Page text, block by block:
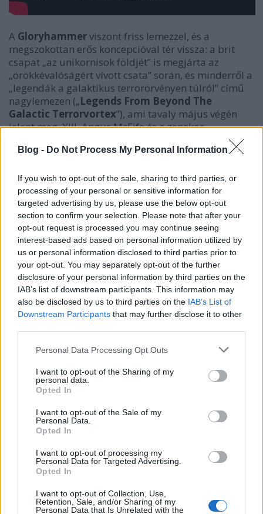
Blog - Do Not Process My Personal Information
If you wish to opt-out of the sale, sharing to third parties, or
processing of your personal or sensitive information for
targeted advertising by us, please use the below opt-out
section to confirm your selection. Please note that after your
opt-out request is processed you may continue seeing
interest-based ads based on personal information utilized by
us or personal information disclosed to third parties prior to
your opt-out. You may separately opt-out of the further
disclosure of your personal information by third parties on the
IAB’s list of downstream participants. This information may
also be disclosed by us to third parties on the IAB’s List of
Downstream Participants that may further disclose it to other
Please note that this website/app uses one or more Google
not limited to your visit or usage behaviour. You may click to
grant or deny consent to Google and its third-party tags to
use your data for below specified purposes in below Google
consent section.
Personal Data Processing Opt Outs
I want to opt-out of the Sharing of my
personal data.
Opted In
I want to opt-out of the Sale of my
Personal Data.
Opted In
I want to opt-out of processing my
Personal Data for Targeted Advertising.
Opted In
I want to opt-out of Collection, Use,
Retention, Sale, and/or Sharing of my
Personal Data that Is Unrelated with the
A Gloryhammerviszont friss lemezzel, és a
megszokottan erős koncepcióval tér vissza: a brit
csapat „az unikornisok földjét” is megjárta az
„örökkévalóságért vívott csata” során, és minderről a
„legendák a galaktikus terrorörvényen túlról” című
nagylemezen („Legends From Beyond The
Galactic Terrorvortex”), ami tavaly május végén
jelent meg. XIII. Angus McFife és a zenekar
eredményeként minden idők legjobb power metal
formátumokban is elérhető. Ezek közül például a
fadobozos deluxe változat, a kétlemezes vinyl és CD
változat tartalmazza a teljes lemez szimfonikus
hangszerelésű változatát is. AKeeper Of The
Celestial Flame Of Abernethyklipje pedig itt
látható:
A két power metal szupercsapat közös fellépése már
önmagában hatalmas durranás lesz, de azért
érdemes odaérni a nyitózenekar koncertjére is: a
Brothers of Metalaz északi mondavilág
történeteit ülteti be epikus hangvételű metal